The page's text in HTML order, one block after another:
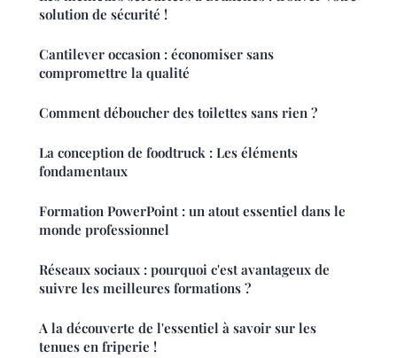
solution de sécurité !
Cantilever occasion : économiser sans
compromettre la qualité
Comment déboucher des toilettes sans rien ?
La conception de foodtruck : Les éléments
fondamentaux
Formation PowerPoint : un atout essentiel dans le
monde professionnel
Réseaux sociaux : pourquoi c'est avantageux de
suivre les meilleures formations ?
A la découverte de l'essentiel à savoir sur les
tenues en friperie !